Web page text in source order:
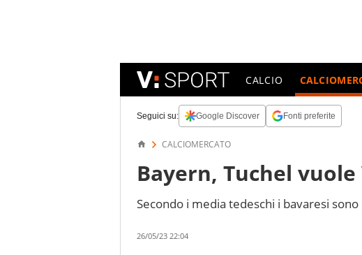
CALCIO
Seguici su: Google Discover Fonti preferite
CALCIOMERCATO
Bayern, Tuchel
Secondo i media tedeschi i bavaresi
26/05/23 22:04